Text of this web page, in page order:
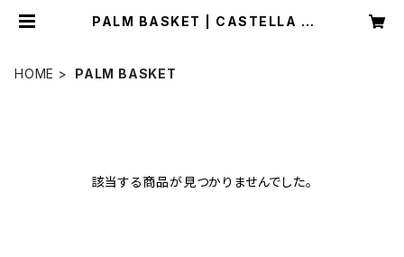
PALM BASKET | CASTELLA N
HOME PALM BASKET
該当する商品が見つかりませんでした。